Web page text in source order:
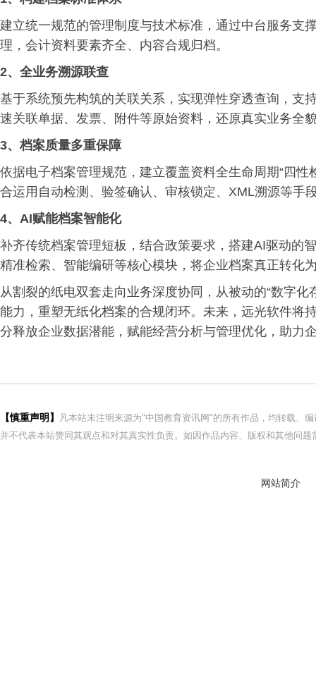
建立统一规范的管理制度与技术标准，通过中台服务支
理，会计资料要素齐全、内容合规归档。
2、 全业务溯源联查
基于系统预先构筑的关联关系，实现弹性穿透查询，支
速关联单据、发票、附件等原始资料，还原真实业务全
3、档案质量多重保障
依据电子档案管理规范，建立覆盖资料全生命周期“四
合运用自动检测、验签确认、审核锁定、XML溯源等手
4、 AI赋能档案智能化
补齐传统档案管理短板，结合政策要求，搭建AI驱动的
精准检索、智能编研等核心模块，将企业档案真正转化
从割裂的纸电双套走向业务深度协同，从被动的“数字化
能力，重塑无纸化档案的合规闭环。未来，远光软件将
分释放企业数据潜能，赋能经营分析与管理优化，助力
【慎重声明】
凡本站未注明来源为"中国教育资讯网"的所有作品，均转载、
并不代表本站赞同其观点和对其真实性负责。如因作品内容、版权和其他问
网站简介